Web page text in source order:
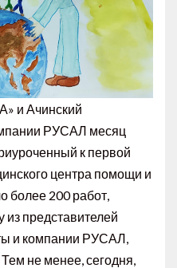
и Ачинский
РУСАЛ месяц
к первой
центра помощи и
более 200 работ,
представителей
и компании РУСАЛ,
не менее, сегодня,